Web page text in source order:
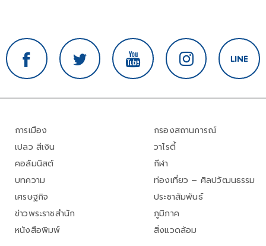
การเมือง
เปลว สีเงิน
คอลัมนิสต์
บทความ
เศรษฐกิจ
ข่าวพระราชสำนัก
หนังสือพิมพ์
กรองสถานการณ์
วาไรตี้
กีฬา
ท่องเที่ยว – ศิลปวัฒนธรรม
ประชาสัมพันธ์
ภูมิภาค
สิ่งแวดล้อม